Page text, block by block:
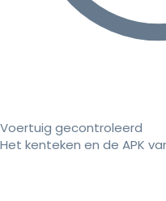
Voertuig gecontroleerd
Het kenteken en de APK